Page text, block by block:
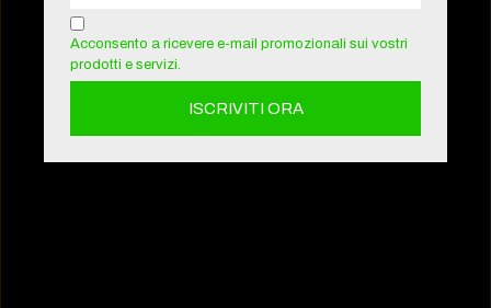
Acconsento a ricevere e-mail promozionali sui vostri
prodotti e servizi.